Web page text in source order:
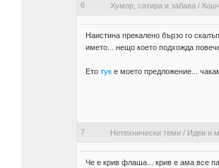
6 Хумор, сатира и забава /
Наистина прекалено бързо го
името... нещо което подхожда
Ето туке моето предложение...
7 Нетехнически теми/ Идеи и
Че е крив флаша... крив е ама все